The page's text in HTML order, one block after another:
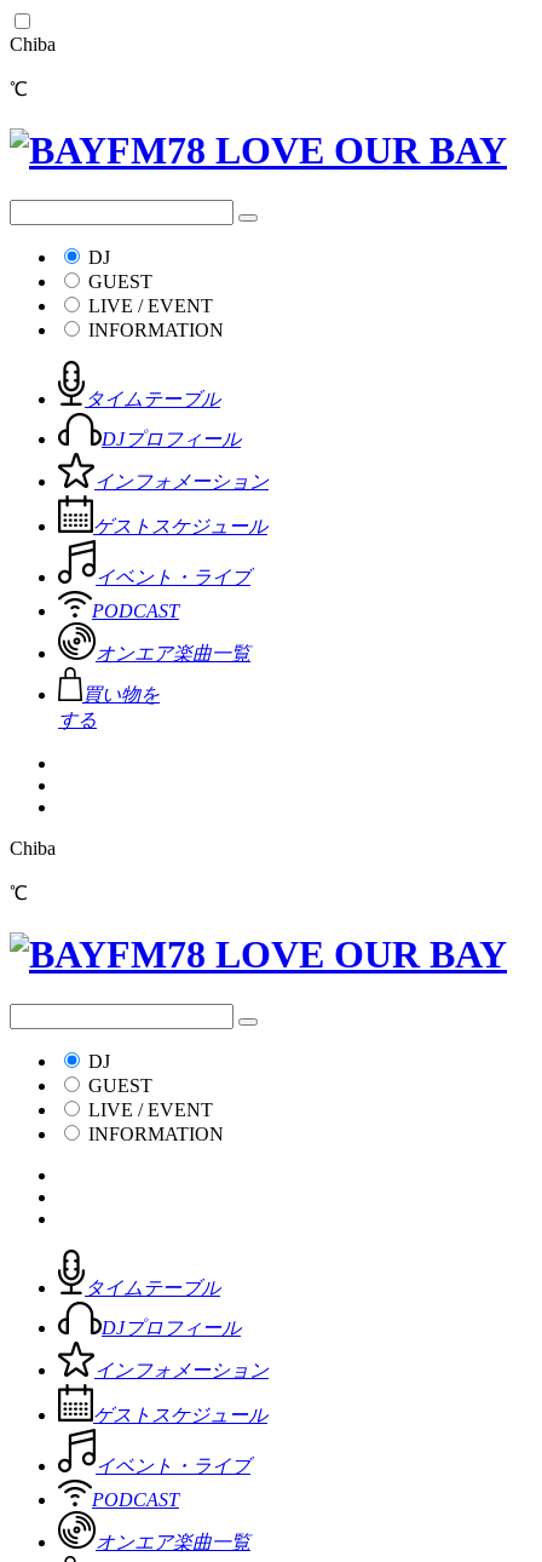
Chiba
℃
DJ
GUEST
LIVE / EVENT
INFORMATION
タイムテーブル
DJプロフィール
インフォメーション
ゲストスケジュール
イベント・ライブ
PODCAST
オンエア楽曲一覧
買い物を
する
Chiba
℃
DJ
GUEST
LIVE / EVENT
INFORMATION
タイムテーブル
DJプロフィール
インフォメーション
ゲストスケジュール
イベント・ライブ
PODCAST
オンエア楽曲一覧